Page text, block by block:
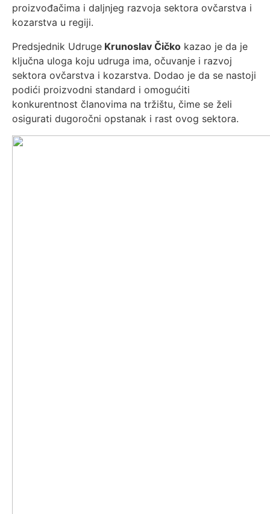
proizvođačima i daljnjeg razvoja sektora ovčarstva i
kozarstva u regiji.
Predsjednik Udruge Krunoslav Čičko kazao je da je
ključna uloga koju udruga ima, očuvanje i razvoj
sektora ovčarstva i kozarstva. Dodao je da se nastoji
podići proizvodni standard i omogućiti
konkurentnost članovima na tržištu, čime se želi
osigurati dugoročni opstanak i rast ovog sektora.